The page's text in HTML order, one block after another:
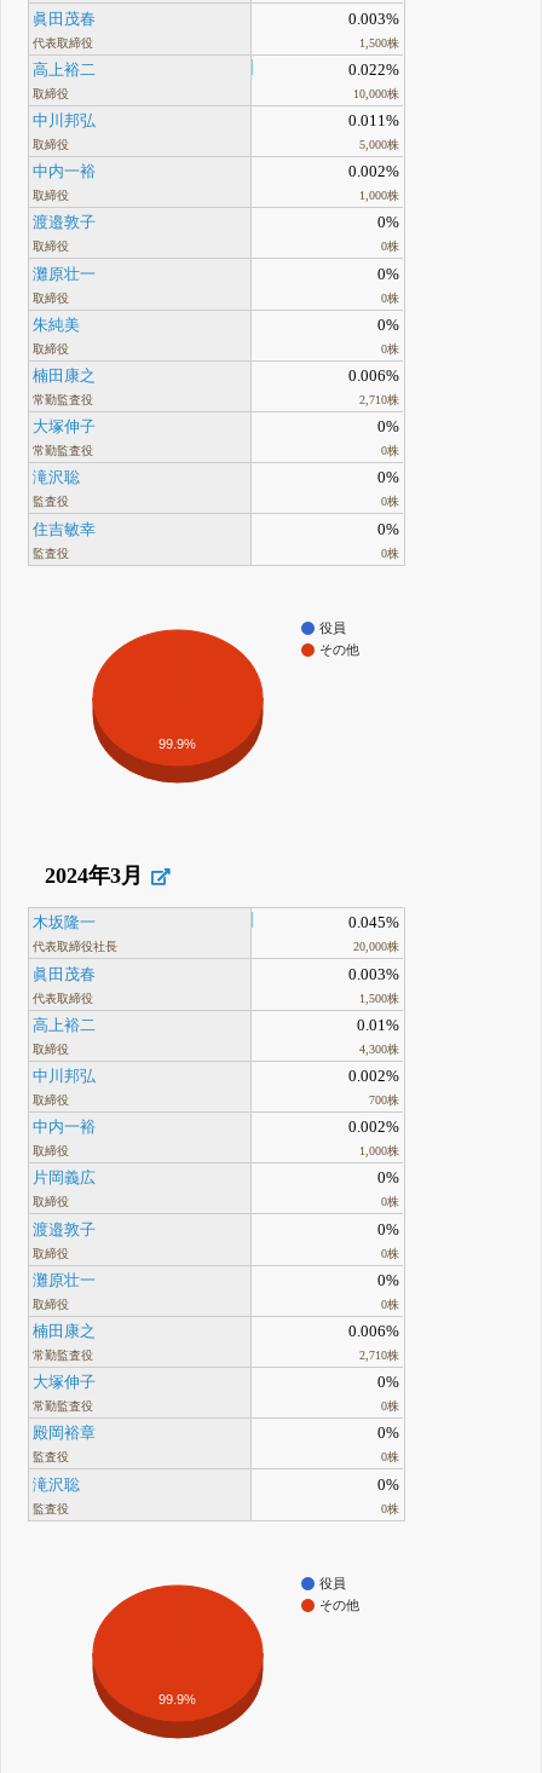
眞田茂春
代表取締役
0.003%
1,500株
高上裕二
取締役
0.022%
10,000株
中川邦弘
取締役
0.011%
5,000株
中内一裕
取締役
0.002%
1,000株
渡邉敦子
取締役
0%
0株
灘原壮一
取締役
0%
0株
朱純美
取締役
0%
0株
楠田康之
常勤監査役
0.006%
2,710株
大塚伸子
常勤監査役
0%
0株
滝沢聡
監査役
0%
0株
住吉敏幸
監査役
0%
0株
役員
その他
99.9%
2024年3月
木坂隆一
代表取締役社長
0.045%
20,000株
眞田茂春
代表取締役
0.003%
1,500株
高上裕二
取締役
0.01%
4,300株
中川邦弘
取締役
0.002%
700株
中内一裕
取締役
0.002%
1,000株
片岡義広
取締役
0%
0株
渡邉敦子
取締役
0%
0株
灘原壮一
取締役
0%
0株
楠田康之
常勤監査役
0.006%
2,710株
大塚伸子
常勤監査役
0%
0株
殿岡裕章
監査役
0%
0株
滝沢聡
監査役
0%
0株
役員
その他
99.9%